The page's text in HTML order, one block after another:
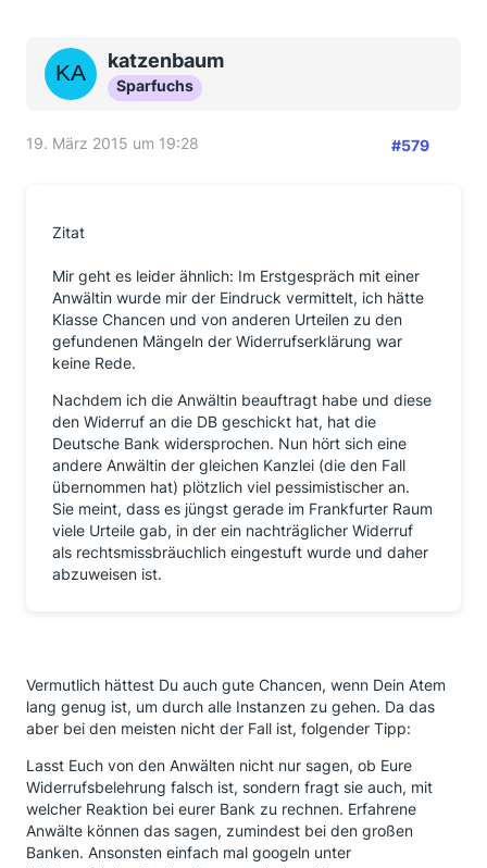
katzenbaum
Sparfuchs
19. März 2015 um 19:28 #579
Zitat
Mir geht es leider ähnlich: Im Erstgespräch mit einer
Anwältin wurde mir der Eindruck vermittelt, ich hätte
Klasse Chancen und von anderen Urteilen zu den
gefundenen Mängeln der Widerrufserklärung war
keine Rede.
Nachdem ich die Anwältin beauftragt habe und diese
den Widerruf an die DB geschickt hat, hat die
Deutsche Bank widersprochen. Nun hört sich eine
andere Anwältin der gleichen Kanzlei (die den Fall
übernommen hat) plötzlich viel pessimistischer an.
Sie meint, dass es jüngst gerade im Frankfurter Raum
viele Urteile gab, in der ein nachträglicher Widerruf
als rechtsmissbräuchlich eingestuft wurde und daher
abzuweisen ist.
Vermutlich hättest Du auch gute Chancen, wenn Dein Atem
lang genug ist, um durch alle Instanzen zu gehen. Da das
aber bei den meisten nicht der Fall ist, folgender Tipp:
Lasst Euch von den Anwälten nicht nur sagen, ob Eure
Widerrufsbelehrung falsch ist, sondern fragt sie auch, mit
welcher Reaktion bei eurer Bank zu rechnen. Erfahrene
Anwälte können das sagen, zumindest bei den großen
Banken. Ansonsten einfach mal googeln unter